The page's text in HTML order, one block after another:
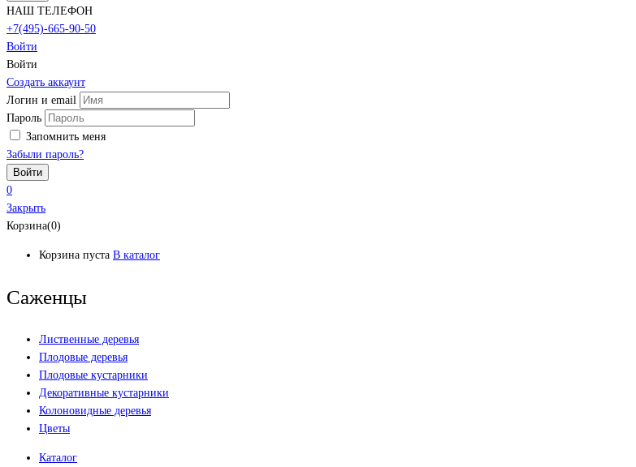
НАШ ТЕЛЕФОН
+7(495)-665-90-50
Войти
Войти
Создать аккаунт
Логин и email
Пароль
Запомнить меня
Забыли пароль?
0
Закрыть
Корзина(0)
Корзина пуста В каталог
Саженцы
Лиственные деревья
Плодовые деревья
Плодовые кустарники
Декоративные кустарники
Колоновидные деревья
Цветы
Каталог